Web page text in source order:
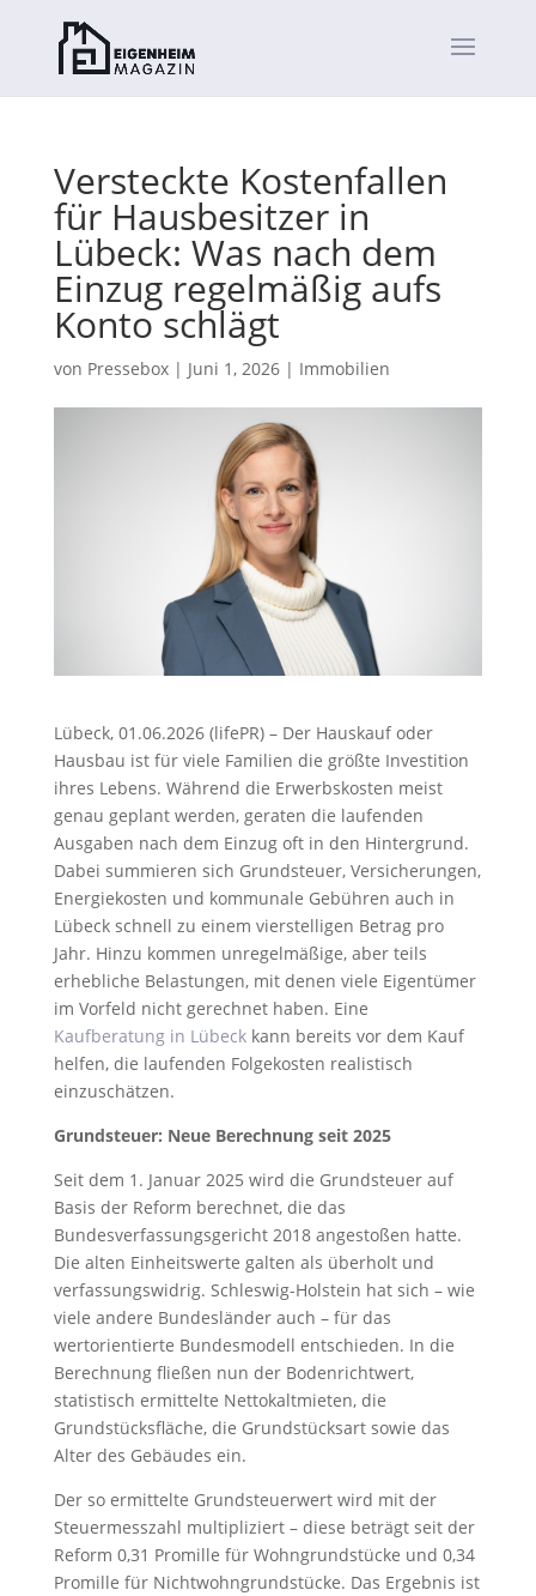
Versteckte Kostenfallen
für Hausbesitzer in
Lübeck: Was nach dem
Einzug regelmäßig aufs
Konto schlägt
von Pressebox| Juni 1, 2026| Immobilien
Lübeck, 01.06.2026 (lifePR) – Der Hauskauf oder
Hausbau ist für viele Familien die größte Investition
ihres Lebens. Während die Erwerbskosten meist
genau geplant werden, geraten die laufenden
Ausgaben nach dem Einzug oft in den Hintergrund.
Dabei summieren sich Grundsteuer, Versicherungen,
Energiekosten und kommunale Gebühren auch in
Lübeck schnell zu einem vierstelligen Betrag pro
Jahr. Hinzu kommen unregelmäßige, aber teils
erhebliche Belastungen, mit denen viele Eigentümer
im Vorfeld nicht gerechnet haben. Eine
Kaufberatung in Lübeckkann bereits vor dem Kauf
helfen, die laufenden Folgekosten realistisch
einzuschätzen.
Grundsteuer: Neue Berechnung seit 2025
Seit dem 1. Januar 2025 wird die Grundsteuer auf
Basis der Reform berechnet, die das
Bundesverfassungsgericht 2018 angestoßen hatte.
Die alten Einheitswerte galten als überholt und
verfassungswidrig. Schleswig-Holstein hat sich – wie
viele andere Bundesländer auch – für das
wertorientierte Bundesmodell entschieden. In die
Berechnung fließen nun der Bodenrichtwert,
statistisch ermittelte Nettokaltmieten, die
Grundstücksfläche, die Grundstücksart sowie das
Alter des Gebäudes ein.
Der so ermittelte Grundsteuerwert wird mit der
Steuermesszahl multipliziert – diese beträgt seit der
Reform 0,31 Promille für Wohngrundstücke und 0,34
Promille für Nichtwohngrundstücke. Das Ergebnis ist